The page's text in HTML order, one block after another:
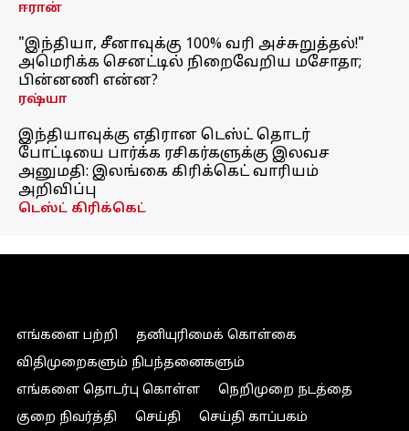
ஈரான்
"இந்தியா, சீனாவுக்கு 100% வரி அச்சுறுத்தல்!"
அமெரிக்க செனட்டில் நிறைவேறிய மசோதா;
பின்னணி என்ன?
ரஷ்யா
இந்தியாவுக்கு எதிரான டெஸ்ட் தொடர்
போட்டியை பார்க்க ரசிகர்களுக்கு இலவச
அனுமதி: இலங்கை கிரிக்கெட் வாரியம்
அறிவிப்பு
டெஸ்ட் கிரிக்கெட்
எங்களை பற்றி
தனியுரிமைக் கொள்கை
விதிமுறைகளும் நிபந்தனைகளும்
எங்களை தொடர்பு கொள்ள
நெறிமுறை நடத்தை
குறை நிவர்த்தி
செய்தி செய்தி காப்பகம்